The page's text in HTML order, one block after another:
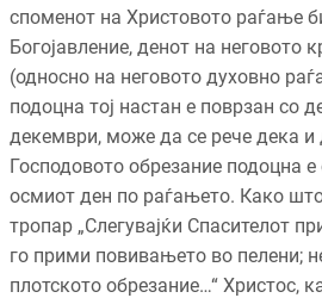
споменот на Христовото раѓање
Богојавление, денот на неговото
(односно на неговото духовно
подоцна тој настан е поврзан со
декември, може да се рече дека и
Господовото обрезание подоцна е
осмиот ден по раѓањето. Како
тропар „Слегувајќи Спасителот
го прими повивањето во пелени;
плотското обрезание…“ Христос,